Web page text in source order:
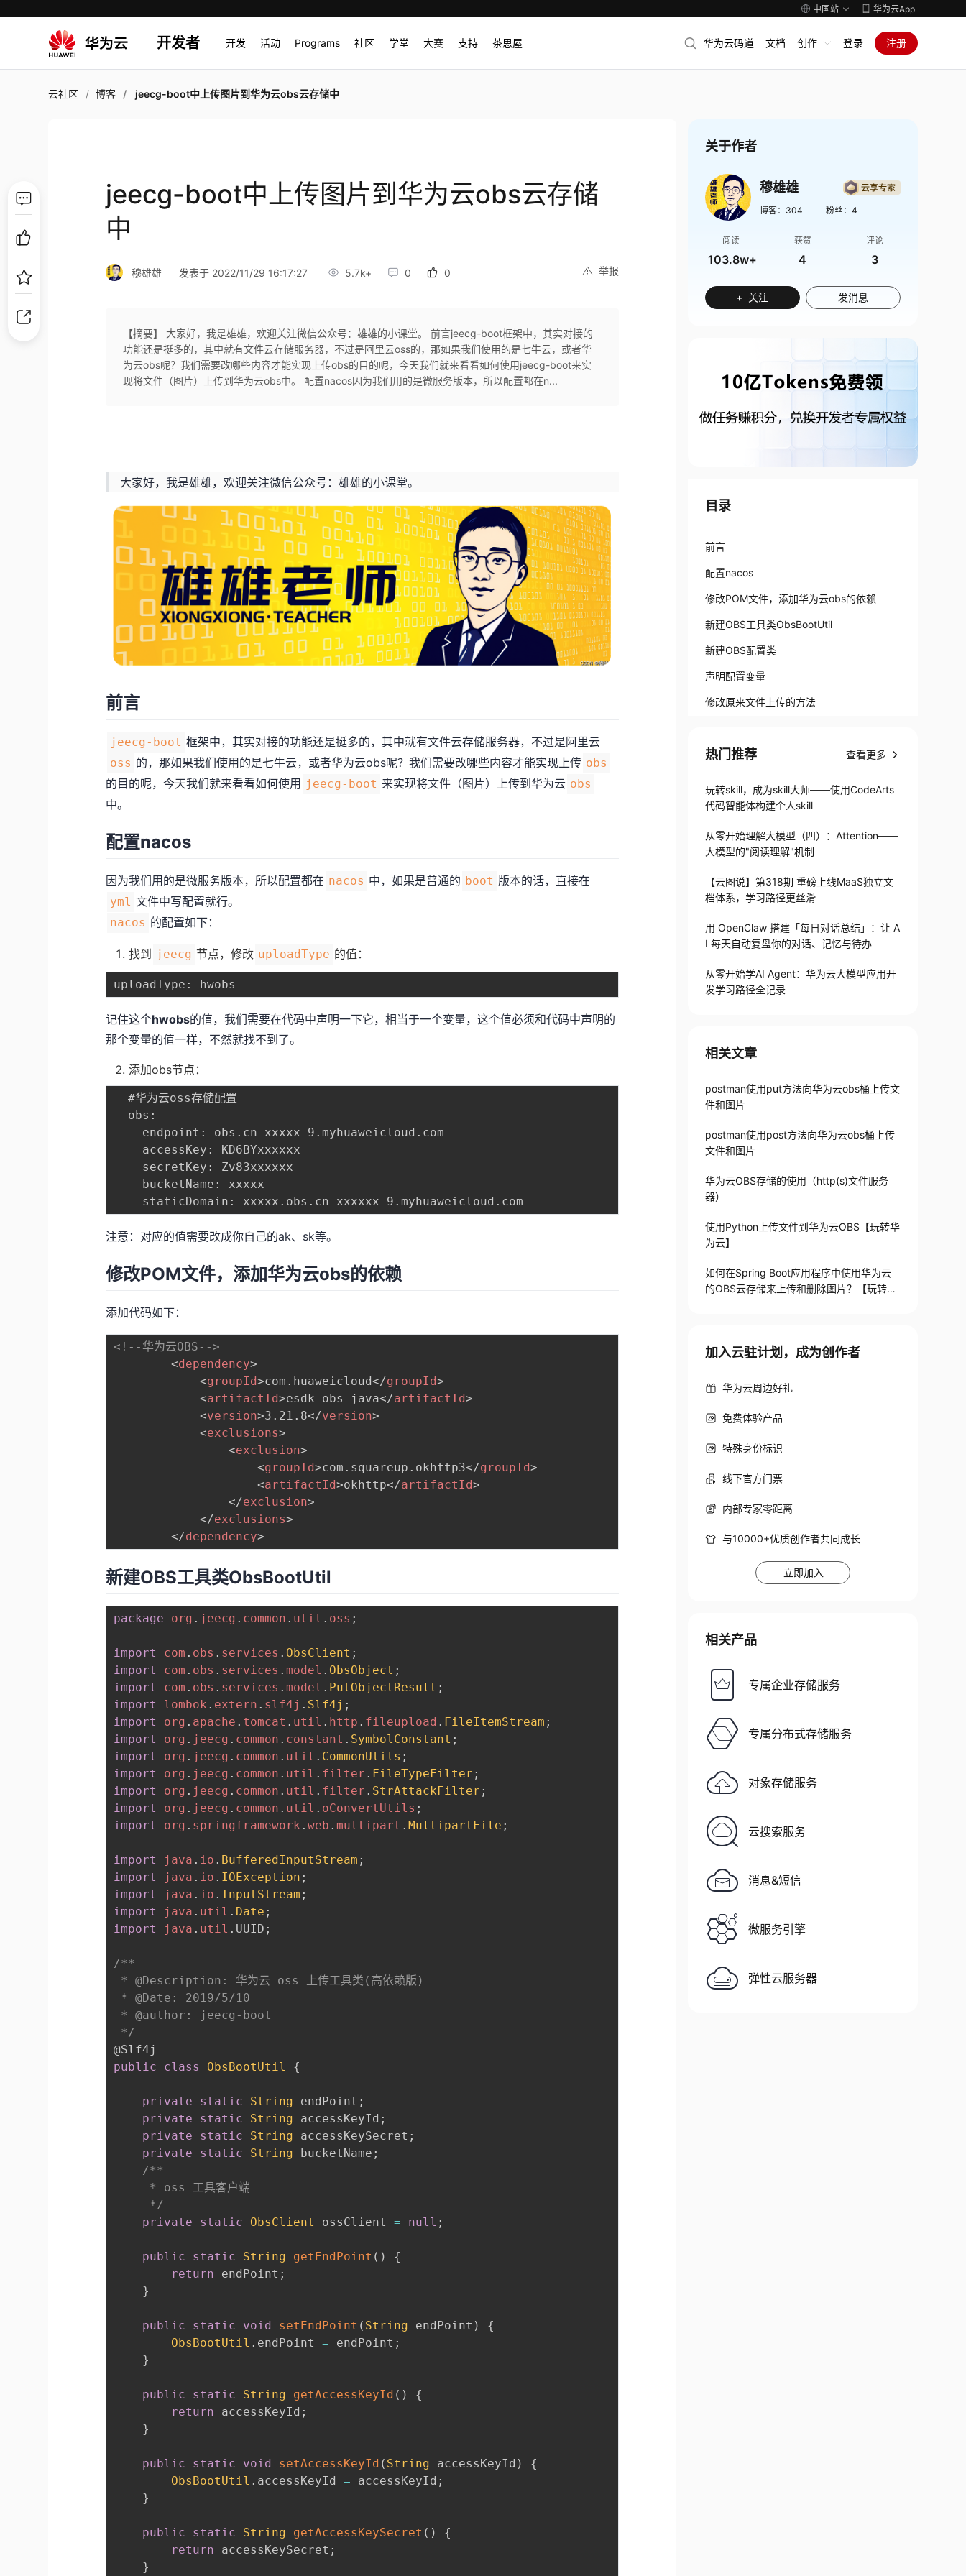
中国站 华为云App
开发者 开发 活动 Programs 社区 学堂 大赛 支持 茶思屋 华为云码道 文档 创作 登录 注册
云社区 博客 jeecg-boot中上传图片到华为云obs云存储中
jeecg-boot中上传图片到华为云obs云存储
中
举报
穆雄雄 发表于 2022/11/29 16:17:27 5.7k+ 0 0
【摘要】 大家好，我是雄雄，欢迎关注微信公众号：雄雄的小课堂。 前言jeecg-boot框架中，其实对接的
功能还是挺多的，其中就有文件云存储服务器，不过是阿里云oss的，那如果我们使用的是七牛云，或者华
为云obs呢？我们需要改哪些内容才能实现上传obs的目的呢，今天我们就来看看如何使用jeecg-boot来实
现将文件（图片）上传到华为云obs中。 配置nacos因为我们用的是微服务版本，所以配置都在n...
大家好，我是雄雄，欢迎关注微信公众号：雄雄的小课堂。
前言
jeecg-boot 框架中，其实对接的功能还是挺多的，其中就有文件云存储服务器，不过是阿里云
oss 的，那如果我们使用的是七牛云，或者华为云obs呢？我们需要改哪些内容才能实现上传 obs
的目的呢，今天我们就来看看如何使用 jeecg-boot 来实现将文件（图片）上传到华为云 obs
中。
配置nacos
因为我们用的是微服务版本，所以配置都在 nacos 中，如果是普通的 boot 版本的话，直接在
yml 文件中写配置就行。
nacos 的配置如下：
找到 jeecg 节点，修改 uploadType 的值：
记住这个hwobs的值，我们需要在代码中声明一下它，相当于一个变量，这个值必须和代码中声明的
那个变量的值一样，不然就找不到了。
添加obs节点：
  #华为云oss存储配置
  obs:
    endpoint: obs.cn-xxxxx-9.myhuaweicloud.com
    accessKey: KD6BYxxxxxx
    secretKey: Zv83xxxxxx
    bucketName: xxxxx
注意：对应的值需要改成你自己的ak、sk等。
修改POM文件，添加华为云obs的依赖
添加代码如下：
<!--华为云OBS-->
<dependency>
<groupId>com.huaweicloud</groupId>
<artifactId>esdk-obs-java</artifactId>
<version>3.21.8</version>
<exclusions>
<exclusion>
<groupId>com.squareup.okhttp3</groupId>
<artifactId>okhttp</artifactId>
</exclusion>
</exclusions>
</dependency>
新建OBS工具类ObsBootUtil
package org . jeecg . common . util . oss ;
import com . obs . services . ObsClient ;
import
com . obs . services .model . ObsObject ;
import
com . obs . services .model . PutObjectResult ;
import
lombok . extern . slf4j . Slf4j ;
import
org . apache . tomcat . util . http . fileupload . FileItemStream ;
import
org . jeecg . common . constant . SymbolConstant ;
import
org . jeecg . common . util . CommonUtils ;
import
org . jeecg . common . util . filter . FileTypeFilter ;
import
org . jeecg . common . util . filter . StrAttackFilter ;
import
org . jeecg . common . util . oConvertUtils ;
import
org . springframework .web .multipart . MultipartFile ;
import java . io . BufferedInputStream ;
import
java . io . IOException ;
import
java . io . InputStream ;
import
java . util . Date ;
import
java . util . UUID ;
/**
* @Description: 华为云 oss 上传工具类(高依赖版)
* @Date: 2019/5/10
* @author: jeecg-boot
*/
@Slf4j
public
class ObsBootUtil {
private static String endPoint ;
private
static String accessKeyId ;
private
static String accessKeySecret ;
private
static String bucketName ;
/**
     * oss 工具客户端
     */
private
static ObsClient ossClient = null ;
public static String getEndPoint ( )
{
return endPoint ;
}
public static void setEndPoint ( String endPoint )
{
ObsBootUtil . endPoint = endPoint ;
}
public static String getAccessKeyId ( )
{
return accessKeyId ;
}
public static void setAccessKeyId ( String accessKeyId )
{
ObsBootUtil . accessKeyId = accessKeyId ;
}
public static String getAccessKeySecret ( )
{
return accessKeySecret ;
}
关于作者
穆雄雄
博客： 304 粉丝： 4
阅读
103.8w+
获赞
4
评论
3
+ 关注 发消息
目录
前言
配置nacos
修改POM文件，添加华为云obs的依赖
新建OBS工具类ObsBootUtil
新建OBS配置类
声明配置变量
修改原来文件上传的方法
热门推荐 查看更多
玩转skill，成为skill大师——使用CodeArts
代码智能体构建个人skill
从零开始理解大模型（四）：Attention——
大模型的"阅读理解"机制
【云图说】第318期 重磅上线MaaS独立文
档体系，学习路径更丝滑
用 OpenClaw 搭建「每日对话总结」：让 A
I 每天自动复盘你的对话、记忆与待办
从零开始学AI Agent：华为云大模型应用开
发学习路径全记录
相关文章
postman使用put方法向华为云obs桶上传文
件和图片
postman使用post方法向华为云obs桶上传
文件和图片
华为云OBS存储的使用（http(s)文件服务
器）
使用Python上传文件到华为云OBS【玩转华
为云】
如何在Spring Boot应用程序中使用华为云
的OBS云存储来上传和删除图片？【玩转华
加入云驻计划，成为创作者
华为云周边好礼
免费体验产品
特殊身份标识
线下官方门票
内部专家零距离
与10000+优质创作者共同成长
立即加入
相关产品
专属企业存储服务
专属分布式存储服务
对象存储服务
云搜索服务
消息&短信
微服务引擎
弹性云服务器